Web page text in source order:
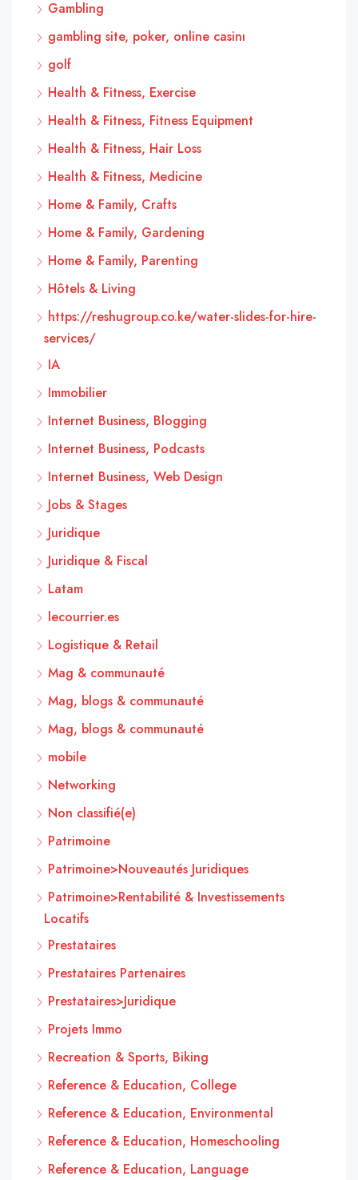
Gambling
gambling site, poker, online casinı
golf
Health & Fitness, Exercise
Health & Fitness, Fitness Equipment
Health & Fitness, Hair Loss
Health & Fitness, Medicine
Home & Family, Crafts
Home & Family, Gardening
Home & Family, Parenting
Hôtels & Living
https://reshugroup.co.ke/water-slides-for-hire-
services/
IA
Immobilier
Internet Business, Blogging
Internet Business, Podcasts
Internet Business, Web Design
Jobs & Stages
Juridique
Juridique & Fiscal
Latam
lecourrier.es
Logistique & Retail
Mag & communauté
Mag, blogs & communauté
Mag, blogs & communauté
mobile
Networking
Non classifié(e)
Patrimoine
Patrimoine>Nouveautés Juridiques
Patrimoine>Rentabilité & Investissements
Locatifs
Prestataires
Prestataires Partenaires
Prestataires>Juridique
Projets Immo
Recreation & Sports, Biking
Reference & Education, College
Reference & Education, Environmental
Reference & Education, Homeschooling
Reference & Education, Language